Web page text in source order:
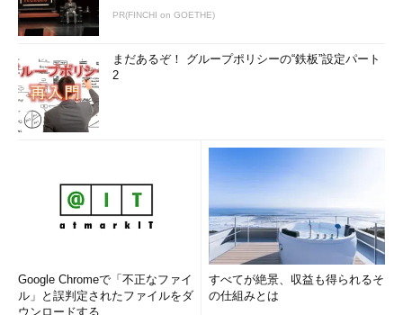
PR(FINCHI on GOETHE)
まだあるぞ！ グループポリシーの“鉄板”設定パート
2
Google Chromeで「不正なファイ
ル」と誤判定されたファイルをダ
ウンロードする
すべてが絶景、収益も得られるそ
の仕組みとは